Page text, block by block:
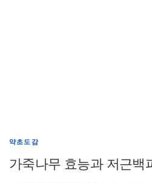
약초도감
가죽나무 효능과 저근백